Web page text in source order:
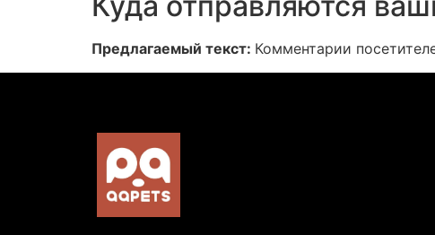
Предлагаемый текст: Комментарии